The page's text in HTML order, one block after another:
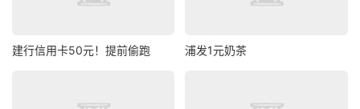
建行信用卡50元！提前偷跑 浦发1元奶茶